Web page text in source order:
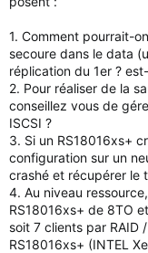
1. Comment pourrait-
secoure dans le data
réplication du 1er ?
2. Pour réaliser de la
conseillez vous de
ISCSI ?
3. Si un RS18016xs+
configuration sur un
crashé et récupérer le
4. Au niveau
RS18016xs+ de 8TO
soit 7 clients par RAID
RS18016xs+ (INTEL